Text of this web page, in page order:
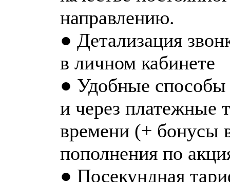
направлению.
● Детализация
в личном кабинете
● Удобные способы
и через платежные
времени (+ бонусы
пополнения по
● Посекундная